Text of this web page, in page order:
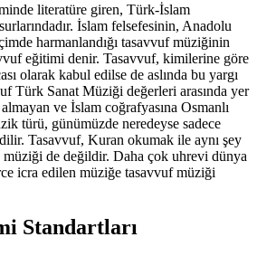
literatüre giren, Türk-İslam
İslam felsefesinin, Anadolu
harmanlandığı tasavvuf müziğinin
eğitimi denir. Tasavvuf, kimilerine göre
olarak kabul edilse de aslında bu yargı
Türk Sanat Müziği değerleri arasında yer
ve İslam coğrafyasına Osmanlı
türü, günümüzde neredeyse sadece
Tasavvuf, Kuran okumak ile aynı şey
müziği de değildir. Daha çok uhrevi dünya
icra edilen müziğe tasavvuf müziği
Standartları